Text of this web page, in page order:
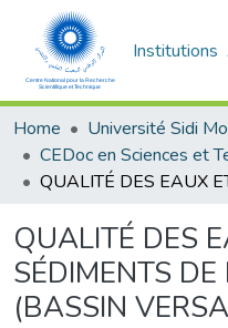
Institutions
Home
QUALITÉ DES
SÉDIMENTS
(BASSIN